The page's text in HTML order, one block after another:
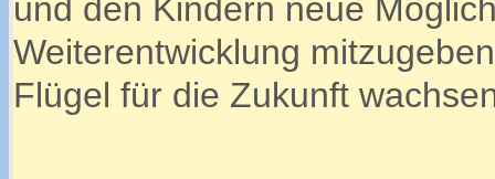
und den Kindern neue
Weiterentwicklung
Flügel für die Zukunft